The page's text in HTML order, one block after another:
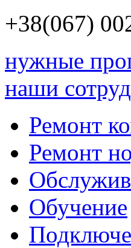
+38(067)
нужные
наши
Ремонт
Ремонт
Обучение